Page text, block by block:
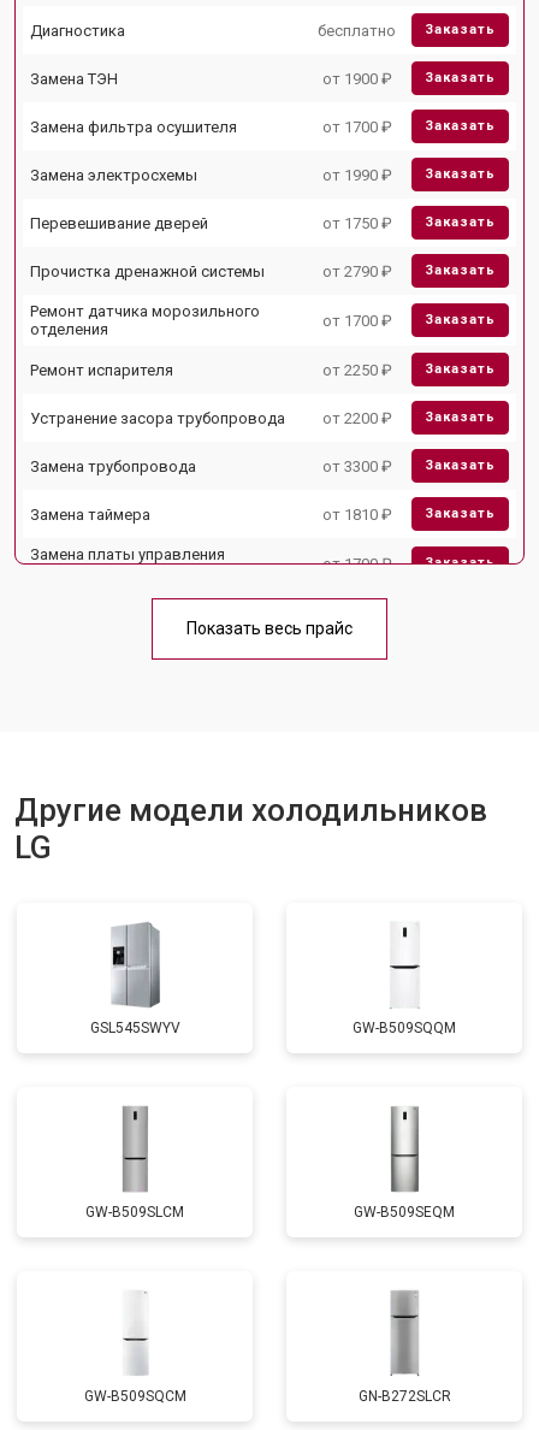
Диагностика бесплатно Заказать
Замена ТЭН от 1900 ₽ Заказать
Замена фильтра осушителя от 1700 ₽ Заказать
Замена электросхемы от 1990 ₽ Заказать
Перевешивание дверей от 1750 ₽ Заказать
Прочистка дренажной системы от 2790 ₽ Заказать
Ремонт датчика морозильного
отделения
от 1700 ₽ Заказать
Ремонт испарителя от 2250 ₽ Заказать
Устранение засора трубопровода от 2200 ₽ Заказать
Замена трубопровода от 3300 ₽ Заказать
Замена таймера от 1810 ₽ Заказать
Замена платы управления
от 1700 ₽ Заказать
Ремонт/замена датчика
Замена термостата от 1700 ₽
Замена нагревателя испарителя от 2550 ₽ Заказать
Замена нагревателя оттайки
Устранение утечки хладагента
Показать весь прайс
Другие модели холодильников
LG
GSL545SWYV GW-B509SQQM
GW-B509SLCM GW-B509SEQM
GW-B509SQCM GN-B272SLCR